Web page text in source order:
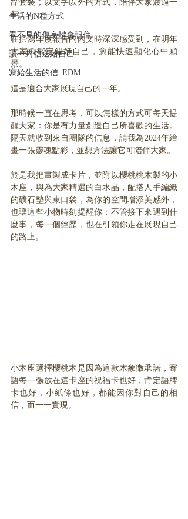
生活的N種方式
看不見的傷身體會記住
讀一封信送給自己
寫給生活的信_EDM
品套裝，以文字以外的方式，陪伴大家渡過一
年。
在撰寫年度報告的內文時深深感受到，在明年
大家愈能定錨好自己，愈能快速顯化心中願
景。
這是適合大家展現自己的一年。
那時候一直在思考，可以怎樣的方式可每天提
醒大家：你是有力量創造自己所喜歡的生活。
隔天就收到來自團隊的信息，請我為2024年繪
畫一張靈魂點彩，並想方法讓它可陪伴大家。
於是我把畫製成卡片，並附以櫻桃桃木製的小
木座，與為大家精選的白水晶，配搭人手編織
的礦石墊與束口袋，為你的空間增添美感外，
也讓這些小物時刻提醒你：不管接下來遇到什
麼事，每一個經歷，也在引領你走在展現自己
的路上。
小木座選擇櫻桃木是因為這款木象徵承諾，寄
語每一張放在這卡座的祝福卡也好，肯定語牌
卡也好，小紙條也好，都能因你對自己的相
信，而一一實現。